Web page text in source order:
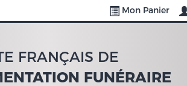
Mon Panier
FRANÇAIS DE
FUNÉRAIRE